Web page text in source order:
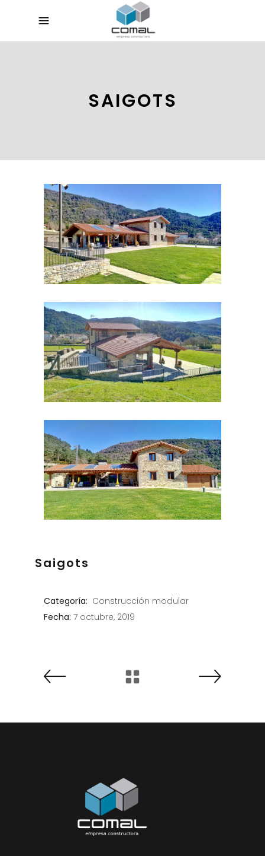
SAIGOTS
Saigots
Categoría: Construcción modular
Fecha: 7 octubre, 2019